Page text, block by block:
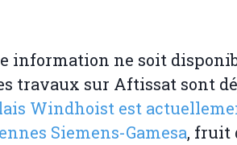
information ne soit
travaux sur Aftissat sont
Windhoist est
Siemens-Gamesa, fruit